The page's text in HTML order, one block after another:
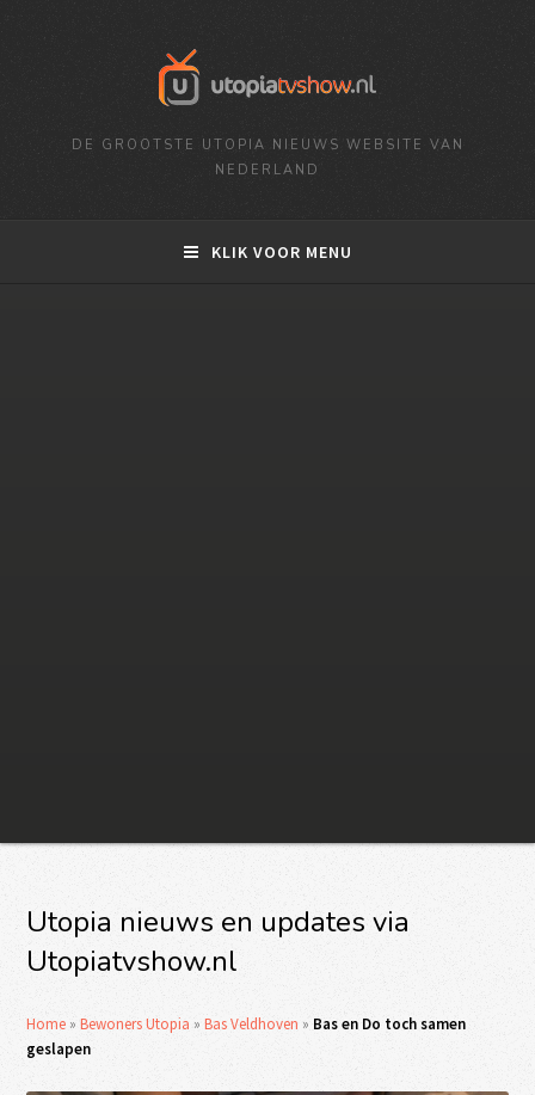
DE GROOTSTE UTOPIA NIEUWS WEBSITE VAN
NEDERLAND
KLIK VOOR MENU
Utopia nieuws en updates via
Utopiatvshow.nl
Home »Bewoners Utopia »Bas Veldhoven » Bas en Do toch samen
geslapen